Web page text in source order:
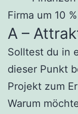
Firma um 10
A –
Solltest du in
dieser Punkt
Projekt zum
Warum